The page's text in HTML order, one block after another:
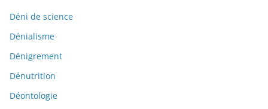
Déni de science
Dénialisme
Dénigrement
Dénutrition
Déontologie